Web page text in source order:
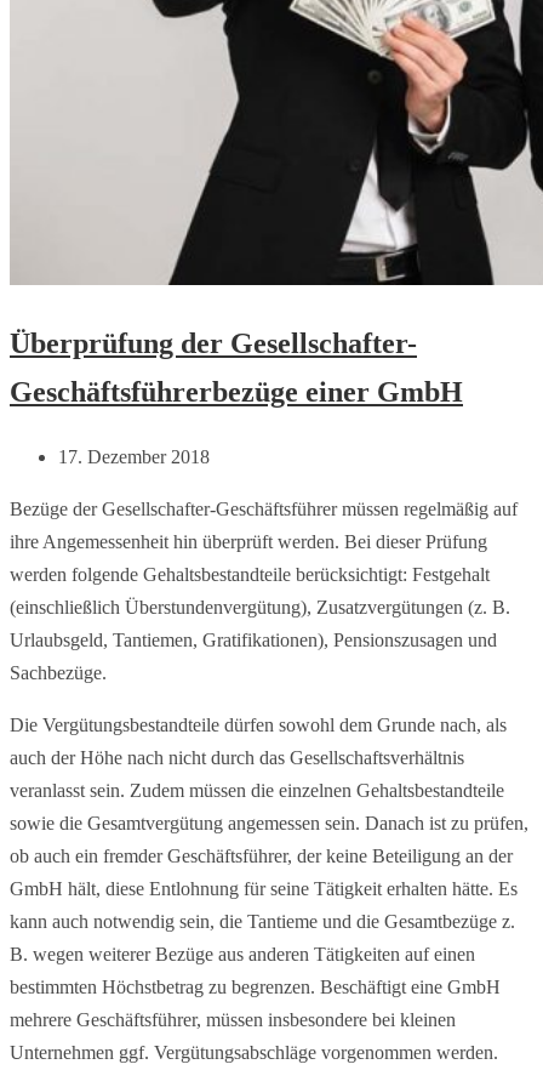
Überprüfung der Gesellschafter-
Geschäftsführerbezüge einer GmbH
17. Dezember 2018
Bezüge der Gesellschafter-Geschäftsführer müssen regelmäßig auf
ihre Angemessenheit hin überprüft werden. Bei dieser Prüfung
werden folgende Gehaltsbestandteile berücksichtigt: Festgehalt
(einschließlich Überstundenvergütung), Zusatzvergütungen (z. B.
Urlaubsgeld, Tantiemen, Gratifikationen), Pensionszusagen und
Sachbezüge.
Die Vergütungsbestandteile dürfen sowohl dem Grunde nach, als
auch der Höhe nach nicht durch das Gesellschaftsverhältnis
veranlasst sein. Zudem müssen die einzelnen Gehaltsbestandteile
sowie die Gesamtvergütung angemessen sein. Danach ist zu prüfen,
ob auch ein fremder Geschäftsführer, der keine Beteiligung an der
GmbH hält, diese Entlohnung für seine Tätigkeit erhalten hätte. Es
kann auch notwendig sein, die Tantieme und die Gesamtbezüge z.
B. wegen weiterer Bezüge aus anderen Tätigkeiten auf einen
bestimmten Höchstbetrag zu begrenzen. Beschäftigt eine GmbH
mehrere Geschäftsführer, müssen insbesondere bei kleinen
Unternehmen ggf. Vergütungsabschläge vorgenommen werden.